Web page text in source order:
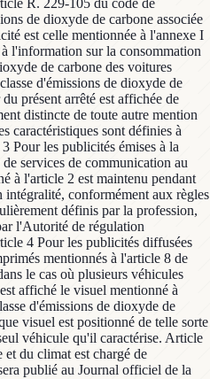
R. 229-105 du code de
de dioxyde de carbone associée
est celle mentionnée à l'annexe I
l'information sur la consommation
de carbone des voitures
d'émissions de dioxyde de
présent arrêté est affichée de
distincte de toute autre mention
caractéristiques sont définies à
Pour les publicités émises à la
services de communication au
à l'article 2 est maintenu pendant
intégralité, conformément aux règles
définis par la profession,
l'Autorité de régulation
4 Pour les publicités diffusées
mentionnés à l'article 8 de
le cas où plusieurs véhicules
affiché le visuel mentionné à
d'émissions de dioxyde de
visuel est positionné de telle sorte
véhicule qu'il caractérise. Article
du climat est chargé de
publié au Journal officiel de la